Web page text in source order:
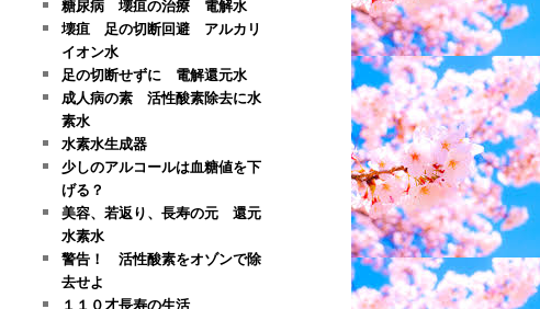
糖尿病 壊疽の治療 電解水
壊疽 足の切断回避 アルカリ
イオン水
足の切断せずに 電解還元水
成人病の素 活性酸素除去に水
素水
水素水生成器
少しのアルコールは血糖値を下
げる？
美容、若返り、長寿の元 還元
水素水
警告！ 活性酸素をオゾンで除
去せよ
１１０才長寿の生活